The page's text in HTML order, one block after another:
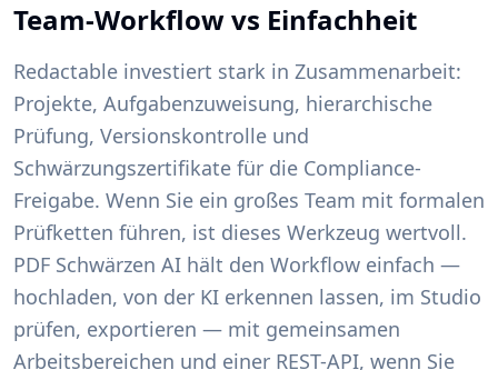
Team-Workflow vs Einfachheit
Redactable investiert stark in Zusammenarbeit:
Projekte, Aufgabenzuweisung, hierarchische
Prüfung, Versionskontrolle und
Schwärzungszertifikate für die Compliance-
Freigabe. Wenn Sie ein großes Team mit formalen
Prüfketten führen, ist dieses Werkzeug wertvoll.
PDF Schwärzen AI hält den Workflow einfach —
hochladen, von der KI erkennen lassen, im Studio
prüfen, exportieren — mit gemeinsamen
Arbeitsbereichen und einer REST-API, wenn Sie